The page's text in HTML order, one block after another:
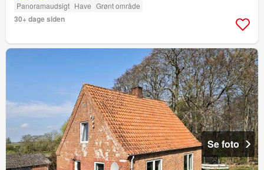
Panoramaudsigt Have Grønt område
30+ dage siden
Se foto